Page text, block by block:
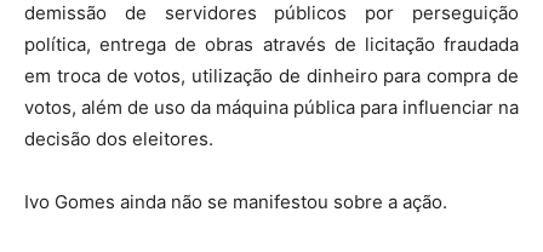
demissão de servidores públicos por perseguição
política, entrega de obras através de licitação fraudada
em troca de votos, utilização de dinheiro para compra de
votos, além de uso da máquina pública para influenciar na
decisão dos eleitores.
Ivo Gomes ainda não se manifestou sobre a ação.